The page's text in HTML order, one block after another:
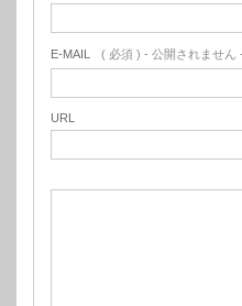
E-MAIL ( 必須 ) - 公開されません -
URL